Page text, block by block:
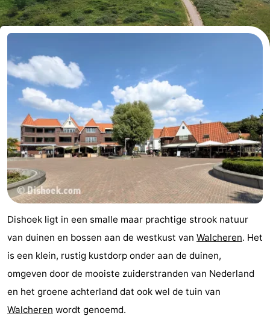
Résidence
(&
Campings
Vakantiehuizen
Duinhof
Klein
Dishoek
-
Duinzicht
-
Galgewei
-
Meerpaal
Noordzee
Resort
Vlissingen
Noordzee
Résidence
Dishoek
-
Strandcamping
Valkenisse
Strandpark
-
Dishoek ligt in een smalle maar prachtige strook natuur
van duinen en bossen aan de westkust van Walcheren. Het
is een klein, rustig kustdorp onder aan de duinen,
omgeven door de mooiste zuiderstranden van Nederland
en het groene achterland dat ook wel de tuin van
Walcheren wordt genoemd.